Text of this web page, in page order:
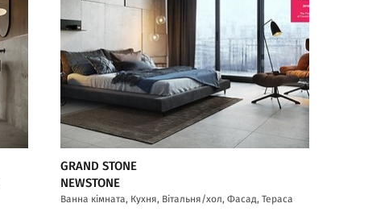
GRAND STONE
NEWSTONE
Ванна кімната, Кухня, Вітальня/хол, Фасад, Тераса